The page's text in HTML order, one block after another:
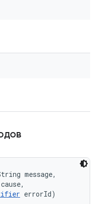
message,
errorId)